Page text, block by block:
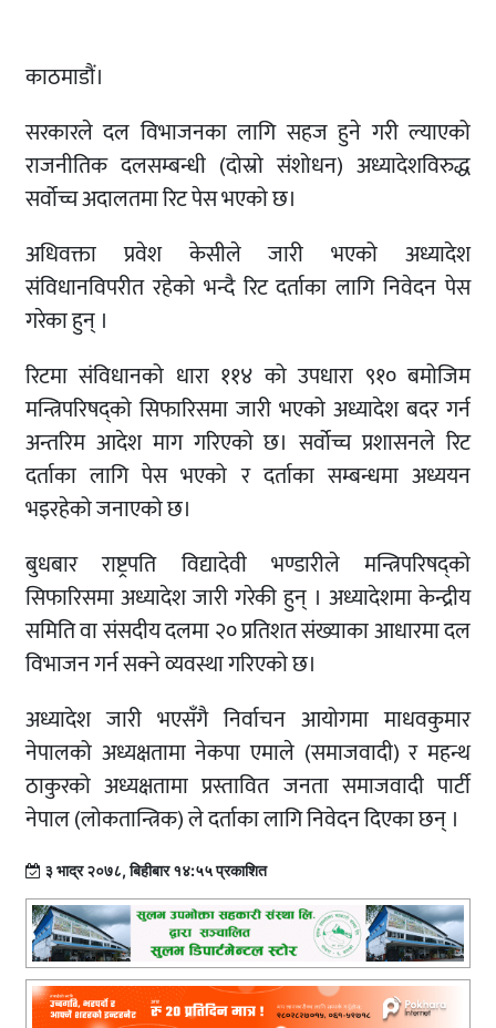
काठमाडौं।
सरकारले दल विभाजनका लागि सहज हुने गरी ल्याएको
राजनीतिक दलसम्बन्धी (दोस्रो संशोधन) अध्यादेशविरुद्ध
सर्वोच्च अदालतमा रिट पेस भएको छ।
अधिवक्ता प्रवेश केसीले जारी भएको अध्यादेश
संविधानविपरीत रहेको भन्दै रिट दर्ताका लागि निवेदन पेस
गरेका हुन् ।
रिटमा संविधानको धारा ११४ को उपधारा ९१० बमोजिम
मन्त्रिपरिषद्को सिफारिसमा जारी भएको अध्यादेश बदर गर्न
अन्तरिम आदेश माग गरिएको छ। सर्वोच्च प्रशासनले रिट
दर्ताका लागि पेस भएको र दर्ताका सम्बन्धमा अध्ययन
भइरहेको जनाएको छ।
बुधबार राष्ट्रपति विद्यादेवी भण्डारीले मन्त्रिपरिषद्को
सिफारिसमा अध्यादेश जारी गरेकी हुन् । अध्यादेशमा केन्द्रीय
समिति वा संसदीय दलमा २० प्रतिशत संख्याका आधारमा दल
विभाजन गर्न सक्ने व्यवस्था गरिएको छ।
अध्यादेश जारी भएसँगै निर्वाचन आयोगमा माधवकुमार
नेपालको अध्यक्षतामा नेकपा एमाले (समाजवादी) र महन्थ
ठाकुरको अध्यक्षतामा प्रस्तावित जनता समाजवादी पार्टी
नेपाल (लोकतान्त्रिक) ले दर्ताका लागि निवेदन दिएका छन् ।
३ भाद्र २०७८, बिहीबार १४:५५ प्रकाशित